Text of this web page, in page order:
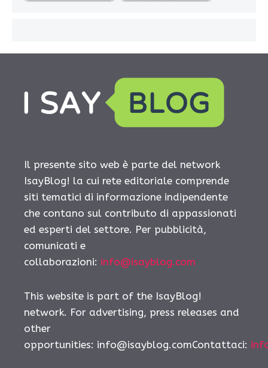
Il presente sito web è parte del network
IsayBlog! la cui rete editoriale comprende
siti tematici di informazione indipendente
che contano sul contributo di appassionati
ed esperti del settore. Per pubblicità,
comunicati e
collaborazioni: info@isayblog.com
This website is part of the IsayBlog!
network. For advertising, press releases and
other
opportunities: info@isayblog.comContattaci: